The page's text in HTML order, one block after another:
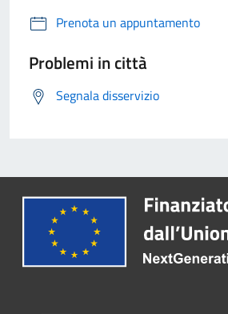
Prenota un appuntamento
Problemi in città
Segnala disservizio